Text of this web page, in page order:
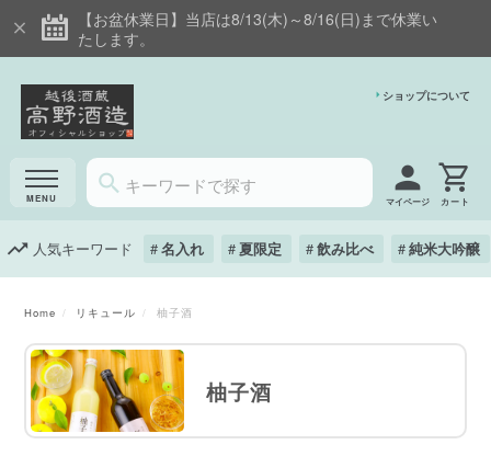
【お盆休業日】当店は8/13(木)～8/16(日)まで休業い
たします。
ショップについて
マイページ
人気キーワード 名入れ 夏限定 飲み比べ 純米大吟醸
Home リキュール 柚子酒
柚子酒